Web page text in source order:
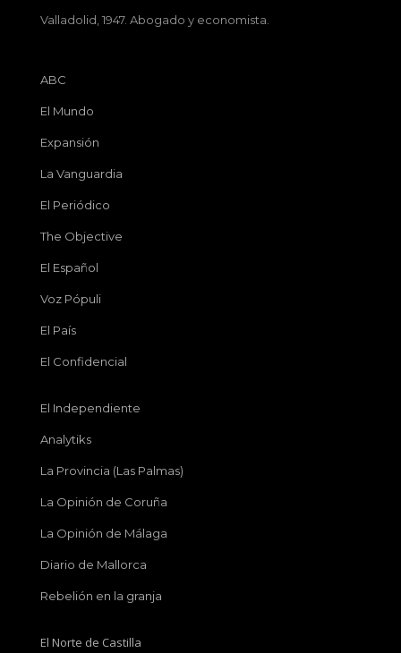
Valladolid, 1947. Abogado y economista.
ABC
El Mundo
Expansión
La Vanguardia
El Periódico
The Objective
El Español
Voz Pópuli
El País
El Confidencial
El Independiente
Analytiks
La Provincia (Las Palmas)
La Opinión de Coruña
La Opinión de Málaga
Diario de Mallorca
Rebelión en la granja
El Norte de Castilla